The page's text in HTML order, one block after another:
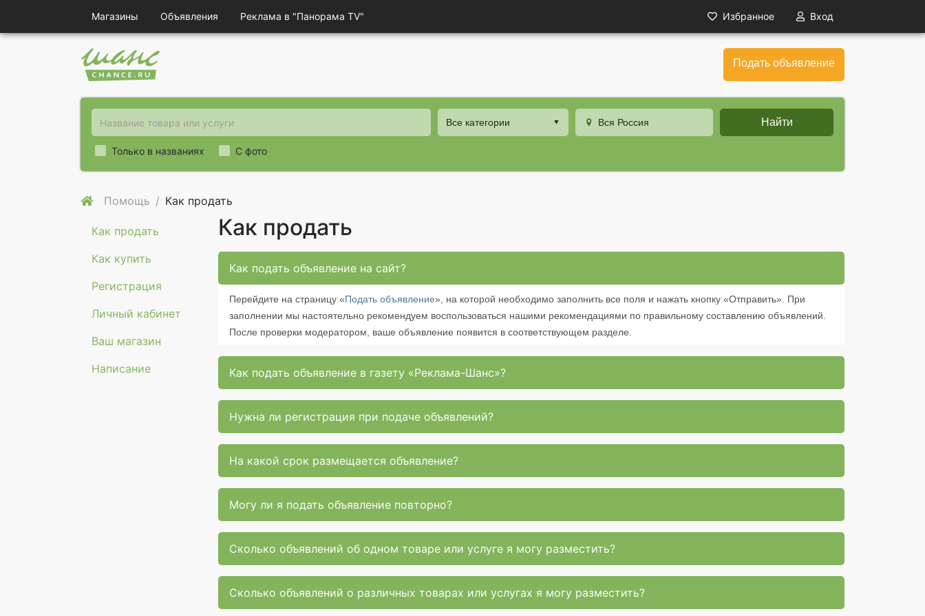
Магазины Объявления Реклама в "Панорама TV" Избранное Вход
Подать объявление
Все категории Вся Россия Найти
Только в названиях С фото
Помощь Как продать
Как продать
Как купить
Регистрация
Личный кабинет
Ваш магазин
Написание
Как продать
Как подать объявление на сайт?
Перейдите на страницу «Подать объявление», на которой необходимо заполнить все поля и нажать кнопку «Отправить». При
заполнении мы настоятельно рекомендуем воспользоваться нашими рекомендациями по правильному составлению объявлений.
После проверки модератором, ваше объявление появится в соответствующем разделе.
Как подать объявление в газету «Реклама-Шанс»?
Нужна ли регистрация при подаче объявлений?
На какой срок размещается объявление?
Могу ли я подать объявление повторно?
Сколько объявлений об одном товаре или услуге я могу разместить?
Сколько объявлений о различных товарах или услугах я могу разместить?